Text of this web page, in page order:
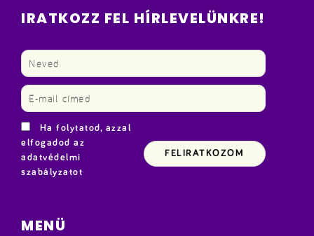
IRATKOZZ FEL HÍRLEVELÜNKRE!
Ha folytatod, azzal
elfogadod az
adatvédelmi
szabályzatot
MENÜ